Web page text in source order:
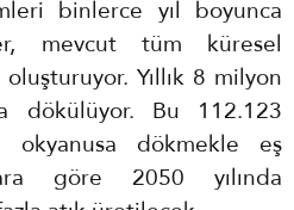
binlerce yıl boyunca
mevcut tüm küresel
oluşturuyor. Yıllık 8 milyon
dökülüyor. Bu 112.123
okyanusa dökmekle eş
göre 2050 yılında